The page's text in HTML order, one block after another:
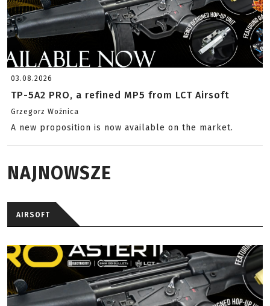
03.08.2026
TP-5A2 PRO, a refined MP5 from LCT Airsoft
Grzegorz Woźnica
A new proposition is now available on the market.
NAJNOWSZE
AIRSOFT